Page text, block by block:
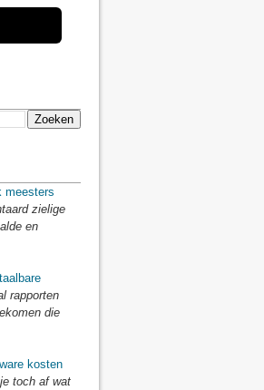
meesters
zielige
en
rapporten
die
kosten
toch af wat